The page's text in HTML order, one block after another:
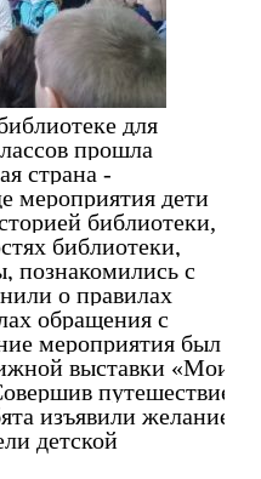
для
прошла
страна -
мероприятия дети
библиотеки,
библиотеки,
познакомились с
о правилах
обращения с
мероприятия был
выставки «Мои
путешествие
изъявили желание
детской